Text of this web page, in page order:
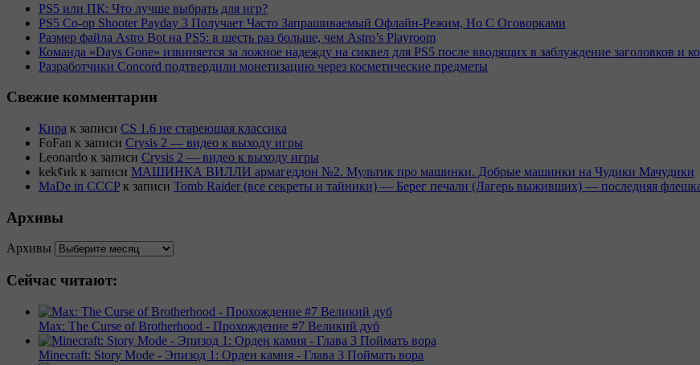
PS5 или ПК: Что лучше выбрать для игр?
PS5 Co-op Shooter Payday 3 Получает Часто Запрашиваемый Офлайн-Режим, Но С Оговорками
Размер файла Astro Bot на PS5: в шесть раз больше, чем Astro’s Playroom
Команда «Days Gone» извиняется за ложное надежду на сиквел для PS5 после вводящих в заблуждение заголовков и
Разработчики Concord подтвердили монетизацию через косметические предметы
Свежие комментарии
Кира к записи CS 1.6 не стареющая классика
FoFan к записи Crysis 2 — видео к выходу игры
Leonardo к записи Crysis 2 — видео к выходу игры
kek¢иk к записи МАШИНКА ВИЛЛИ армагеддон №2. Мультик про машинки. Добрые машинки на Чудики Мачудики
MaDe in CCCP к записи Tomb Raider (все секреты и тайники) — Берег печали (Лагерь выживших) — последняя
Архивы
Архивы
Сейчас читают:
Max: The Curse of Brotherhood - Прохождение #7 Великий дуб
Minecraft: Story Mode - Эпизод 1: Орден камня - Глава 3 Поймать вора